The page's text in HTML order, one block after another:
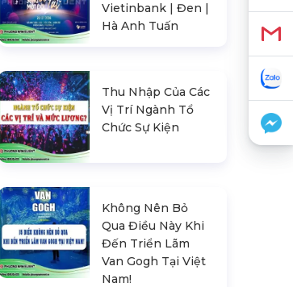
Vietinbank | Đen |
Hà Anh Tuấn
Thu Nhập Của Các
Vị Trí Ngành Tổ
Chức Sự Kiện
Không Nên Bỏ
Qua Điều Này Khi
Đến Triển Lãm
Van Gogh Tại Việt
Nam!